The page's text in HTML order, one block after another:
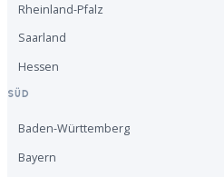
Rheinland-Pfalz
Saarland
Hessen
SÜD
Baden-Württemberg
Bayern